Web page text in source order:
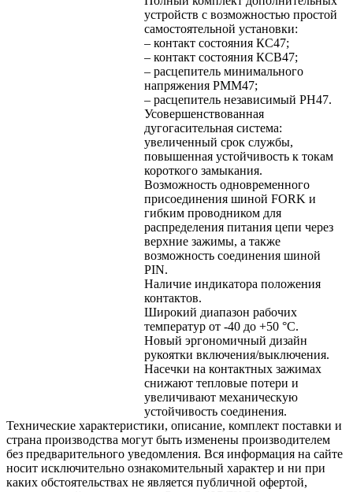
устройств с возможностью простой
самостоятельной установки:
– контакт состояния КС47;
– контакт состояния КСВ47;
– расцепитель минимального
напряжения РММ47;
– расцепитель независимый РН47.
Усовершенствованная
дугогасительная система:
увеличенный срок службы,
повышенная устойчивость к токам
короткого замыкания.
Возможность одновременного
присоединения шиной FORK и
гибким проводником для
распределения питания цепи через
верхние зажимы, а также
возможность соединения шиной
PIN.
Наличие индикатора положения
контактов.
Широкий диапазон рабочих
температур от -40 до +50 °С.
Новый эргономичный дизайн
рукоятки включения/выключения.
Насечки на контактных зажимах
снижают тепловые потери и
увеличивают механическую
устойчивость соединения.
Технические характеристики, описание, комплект поставки и
страна производства могут быть изменены производителем
без предварительного уведомления. Вся информация на сайте
носит исключительно ознакомительный характер и ни при
каких обстоятельствах не является публичной офертой,